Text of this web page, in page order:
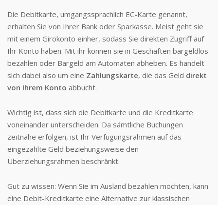
Die Debitkarte, umgangssprachlich EC-Karte genannt,
erhalten Sie von Ihrer Bank oder Sparkasse. Meist geht sie
mit einem Girokonto einher, sodass Sie direkten Zugriff auf
Ihr Konto haben. Mit ihr können sie in Geschäften bargeldlos
bezahlen oder Bargeld am Automaten abheben. Es handelt
sich dabei also um eine Zahlungskarte, die das Geld direkt
von Ihrem Konto abbucht.
Wichtig ist, dass sich die Debitkarte und die Kreditkarte
voneinander unterscheiden. Da sämtliche Buchungen
zeitnahe erfolgen, ist Ihr Verfügungsrahmen auf das
eingezahlte Geld beziehungsweise den
Überziehungsrahmen beschränkt.
Gut zu wissen: Wenn Sie im Ausland bezahlen möchten, kann
eine Debit-Kreditkarte eine Alternative zur klassischen